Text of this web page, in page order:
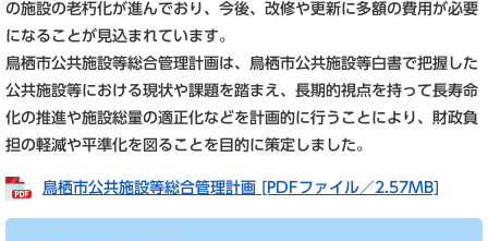
の施設の老朽化が進んでおり、今後、改修や更新に多額の費用が必要
になることが見込まれています。
鳥栖市公共施設等総合管理計画は、鳥栖市公共施設等白書で把握した
公共施設等における現状や課題を踏まえ、長期的視点を持って長寿命
化の推進や施設総量の適正化などを計画的に行うことにより、財政負
担の軽減や平準化を図ることを目的に策定しました。
鳥栖市公共施設等総合管理計画 [PDFファイル／2.57MB]